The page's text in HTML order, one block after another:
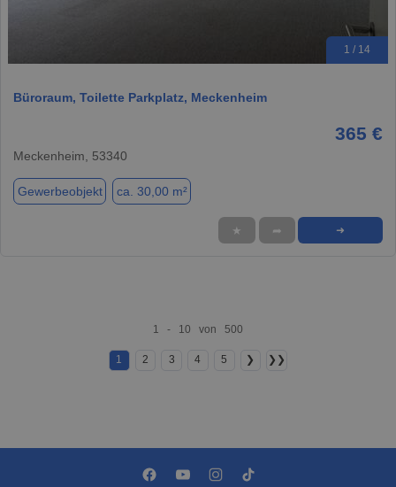
1 / 14
Büroraum, Toilette Parkplatz, Meckenheim
365 €
Meckenheim, 53340
Gewerbeobjekt ca. 30,00 m²
★ ➦ ➜
1 - 10 von 500
1 2 3 4 5 ❯ ❯❯